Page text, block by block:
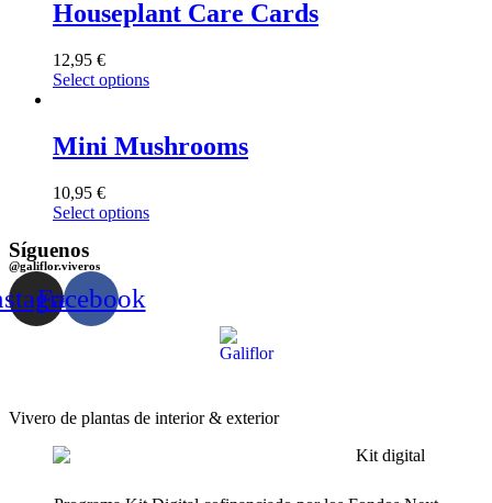
Houseplant Care Cards
12,95 €
Select options
Mini Mushrooms
10,95 €
Select options
Síguenos
@galiflor.viveros
Facebook
Vivero de plantas de interior & exterior